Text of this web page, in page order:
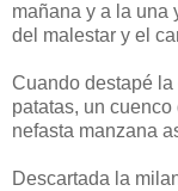
mañana y a la una
del malestar y el
Cuando destapé
patatas, un
nefasta manzana
Descartada la